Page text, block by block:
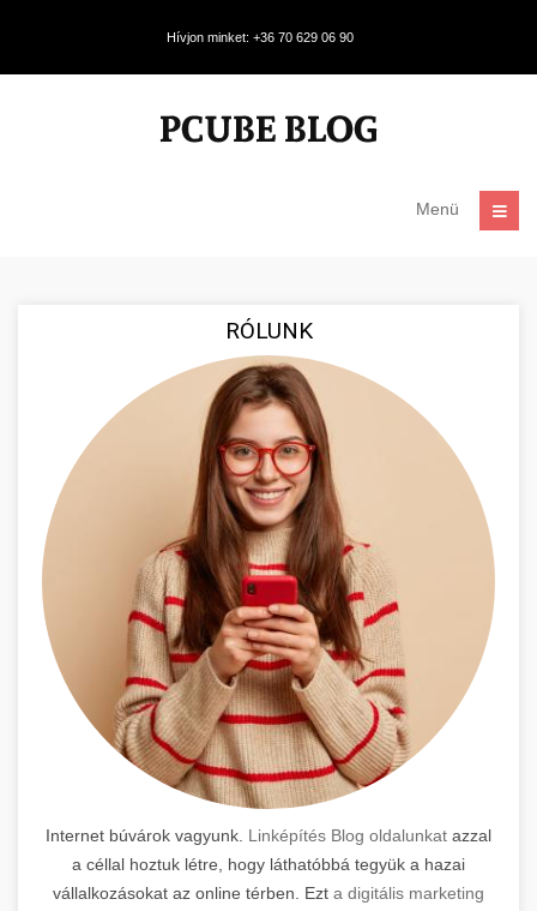
Hívjon minket: +36 70 629 06 90
Menü
RÓLUNK
Internet búvárok vagyunk. Linképítés Blog oldalunkat azzal
a céllal hoztuk létre, hogy láthatóbbá tegyük a hazai
vállalkozásokat az online térben. Ezt a digitális marketing